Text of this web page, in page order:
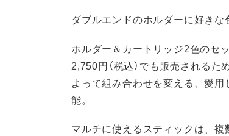
ダブルエンドのホルダーに好きな
ホルダー＆カートリッジ2色のセ
2,750円（税込）でも販売される
よって組み合わせを変える、愛
能。
マルチに使えるスティックは、